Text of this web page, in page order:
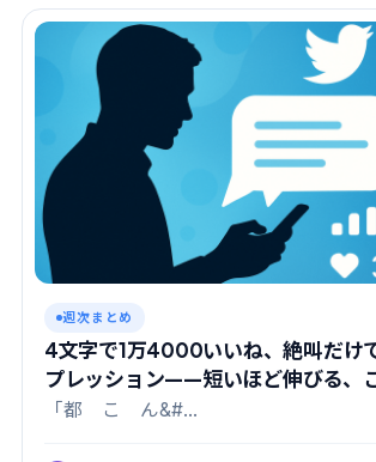
週次まとめ
4文字で1万4000いいね、絶叫だけ
プレッション——短いほど伸びる、
の法則【編集部まとめ】
「都 こ ん&#…